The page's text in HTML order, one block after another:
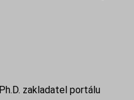
zakladatel portálu